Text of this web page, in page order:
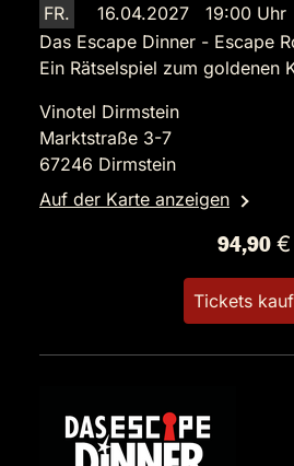
FR.
16.04.2027 19:00 Uhr
Das Escape Dinner - Escape
Ein Rätselspiel zum goldenen
Vinotel Dirmstein
Marktstraße 3-7
67246 Dirmstein
Auf der Karte anzeigen
94,90 €
Tickets